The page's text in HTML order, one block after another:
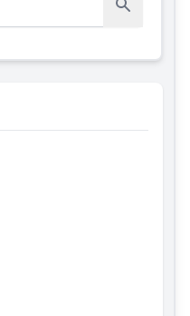
Rechercher